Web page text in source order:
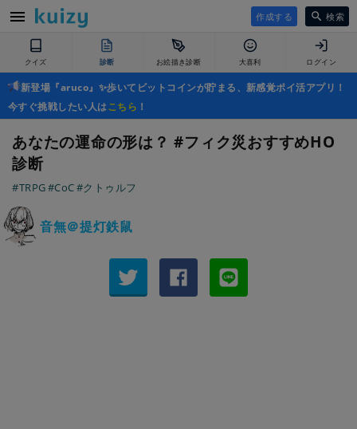
作成する 検索
クイズ 診断 お絵描き診断 大喜利 ログイン
新登場『aruco』✨歩いてビットコインが貯まる、新感覚ポイ活アプリ！
今すぐ挑戦したい人はこちら ！
あなたの運命の形は？ #フィク災おすすめHO
診断
#TRPG#CoC#クトゥルフ
音無＠提灯鉄鼠